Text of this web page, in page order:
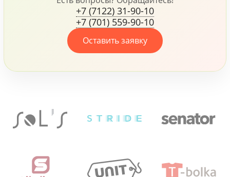
+7 (7122) 31-90-10
+7 (701) 559-90-10
Оставить заявку